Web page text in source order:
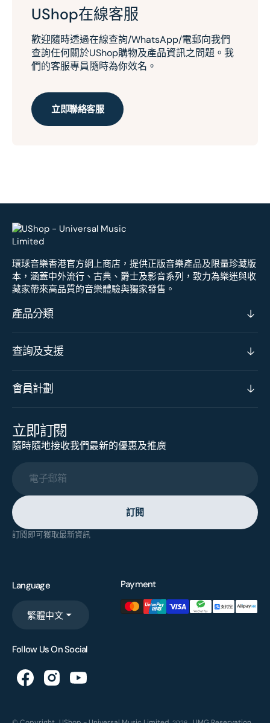
UShop在線客服
歡迎隨時透過在線查詢/WhatsApp/電郵向我們
查詢任何關於UShop購物及產品資訊之問題。我
們的客服專員隨時為你效名。
立即聯絡客服
環球音樂香港官方網上商店，提供正版音樂產品及限量珍藏版
本，涵蓋中外流行、古典、爵士及影音系列，致力為樂迷與收
藏家帶來高品質的音樂體驗與獨家發售。
產品分類
查詢及支援
會員計劃
立即訂閱
隨時隨地接收我們最新的優惠及推廣
電子郵箱
訂閱
訂閱即可獲取最新資訊
Language
繁體中文
Payment
Follow Us On Social